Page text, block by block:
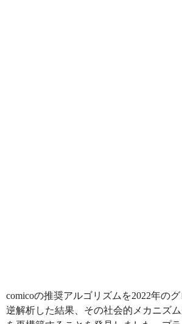
comicoの推奨アルゴリズムを2022年の
逆解析した結果、その社会的メカニズ